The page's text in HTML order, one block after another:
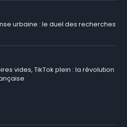
urbaine : le duel des recherches
vides, TikTok plein : la révolution